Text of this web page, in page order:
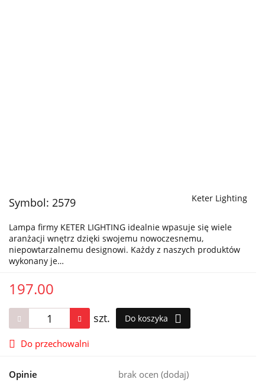
Symbol: 2579 Keter Lighting
Lampa firmy KETER LIGHTING idealnie wpasuje się wiele
aranżacji wnętrz dzięki swojemu nowoczesnemu,
niepowtarzalnemu designowi. Każdy z naszych produktów
wykonany je…
197.00
szt. Do koszyka
Do przechowalni
Opinie brak ocen (dodaj)